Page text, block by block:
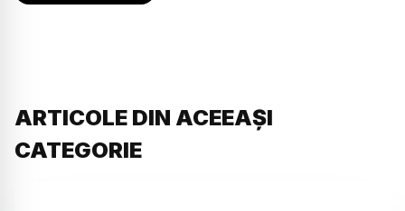
ARTICOLE DIN ACEEAȘI
CATEGORIE